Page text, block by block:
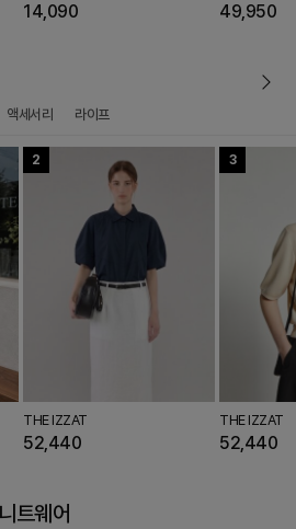
14,090 49,950
액세서리 라이프
2
THE IZZAT
52,440
3
THE IZZAT
52,440
니트웨어